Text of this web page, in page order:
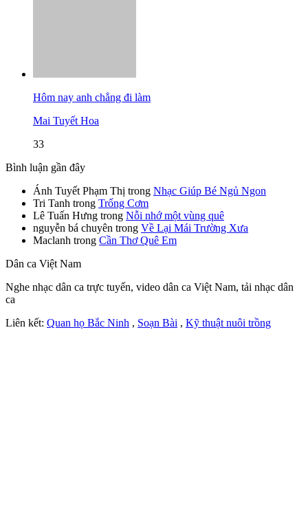
Hôm nay anh chẳng đi làm
Mai Tuyết Hoa
33
Bình luận gần đây
Ánh Tuyết Phạm Thị trong Nhạc Giúp Bé Ngủ Ngon
Tri Tanh trong Trống Cơm
Lê Tuấn Hưng trong Nỗi nhớ một vùng quê
nguyễn bá chuyên trong Về Lại Mái Trường Xưa
Maclanh trong Cần Thơ Quê Em
Dân ca Việt Nam
Nghe nhạc dân ca trực tuyến, video dân ca Việt Nam, tải nhạc dân
ca
Liên kết: Quan họ Bắc Ninh , Soạn Bài , Kỹ thuật nuôi trồng